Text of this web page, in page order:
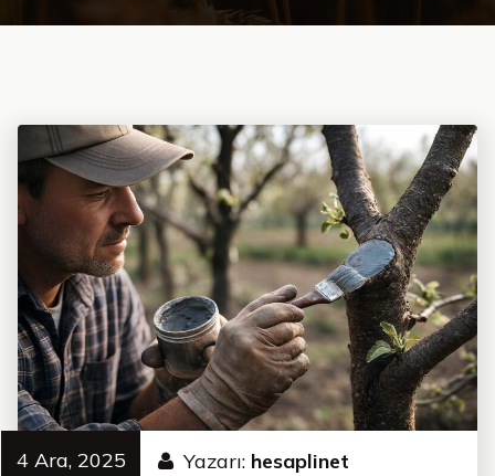
4 Ara, 2025 Yazarı: hesaplinet